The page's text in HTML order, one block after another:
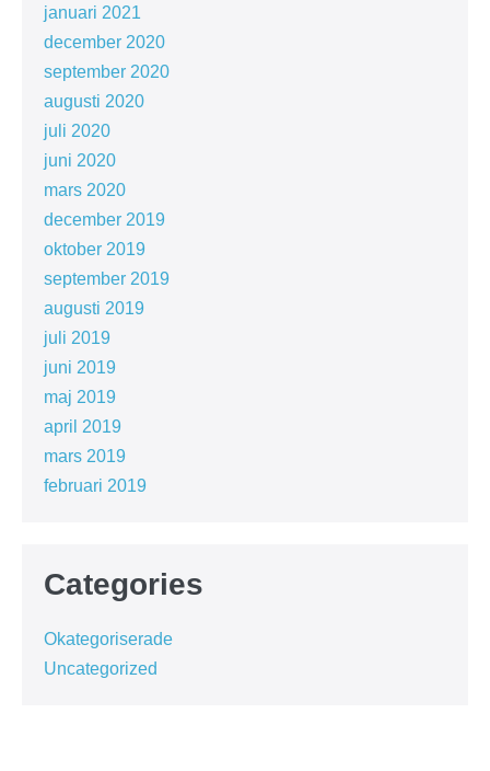
januari 2021
december 2020
september 2020
augusti 2020
juli 2020
juni 2020
mars 2020
december 2019
oktober 2019
september 2019
augusti 2019
juli 2019
juni 2019
maj 2019
april 2019
mars 2019
februari 2019
Categories
Okategoriserade
Uncategorized